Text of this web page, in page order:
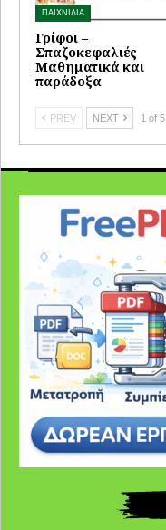
ΠΑΙΧΝΙΔΙΑ
Γρίφοι –
Σπαζοκεφαλιές
Μαθηματικά και
παράδοξα
PREV NEXT 1 of 5